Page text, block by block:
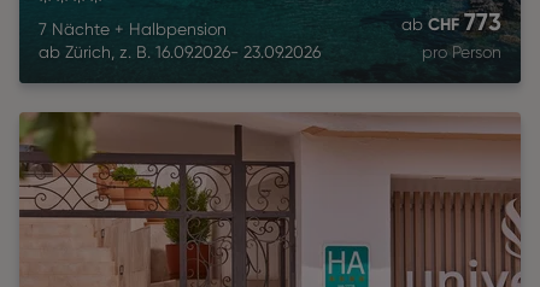
7 Nächte + Halbpension
ab Zürich, z. B. 16.09.2026- 23.09.2026
ab CHF 773
pro Person